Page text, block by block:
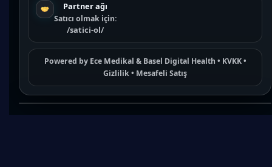
Partner ağı
Satıcı olmak için:
/satici-ol/
Powered by Ece Medikal & Basel Digital Health • KVKK•
Gizlilik• Mesafeli Satış